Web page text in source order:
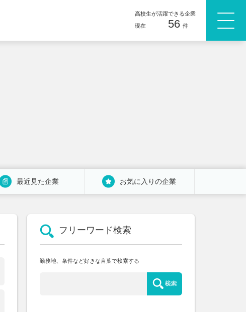
高校生が活躍できる企業
現在
56 件
最近見た企業 お気に入りの企業
フリーワード検索
勤務地、条件など好きな言葉で検索する